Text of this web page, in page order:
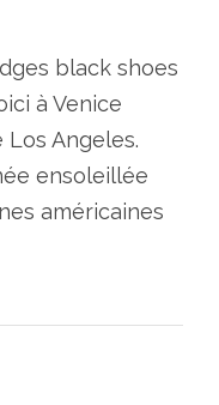
black shoes
à Venice
Angeles.
ensoleillée
américaines